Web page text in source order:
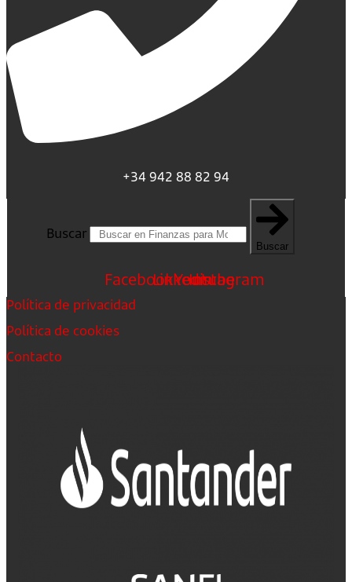
+34 942 88 82 94
Buscar
Buscar
FacebookLinkedin
Youtube
Instagram
Política de privacidad
Política de cookies
Contacto